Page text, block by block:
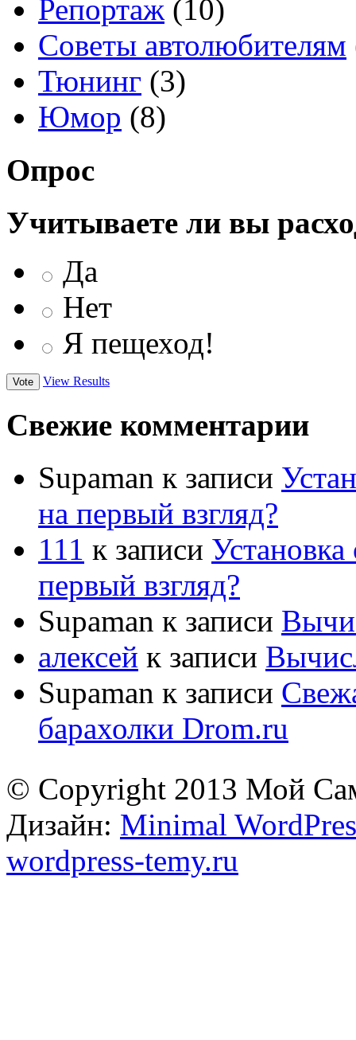
Репортаж (10)
Советы автолюбителям
Тюнинг (3)
Юмор (8)
Опрос
Учитываете ли вы
Да
Нет
Я пещеход!
View Results
Свежие комментарии
Supaman к записи
на первый взгляд?
111 к записи Установка
первый взгляд?
Supaman к записи
алексей к записи
Supaman к записи
барахолки Drom.ru
© Copyright 2013 Мой
Дизайн: Minimal
wordpress-temy.ru